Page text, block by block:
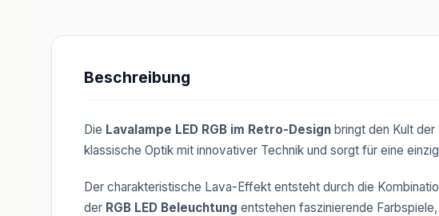
Beschreibung
Die Lavalampe LED RGB im Retro-Design bringt den Kult der
klassische Optik mit innovativer Technik und sorgt für eine
Der charakteristische Lava-Effekt entsteht durch die
der RGB LED Beleuchtung entstehen faszinierende